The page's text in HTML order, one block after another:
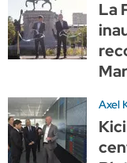
La
Axel